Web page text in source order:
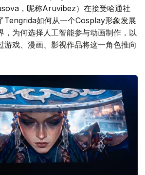
，昵称Aruvibez）在接受哈通社
Tengrida如何从一个Cosplay形象发展
，为何选择人工智能参与动画制作，以
游戏、漫画、影视作品将这一角色推向